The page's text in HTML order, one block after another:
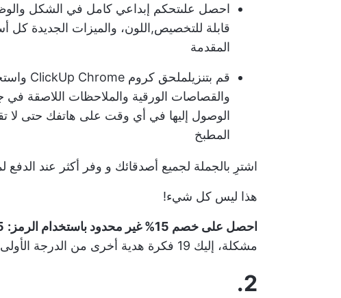
احصل علىتحكم إبداعي كامل في الشكل
قابلة للتخصيص,اللون، والميزات الجديدة كل
المقدمة
قم بتنزيلملحق كروم ClickUp Chrome
والقصاصات الورقية والملاحظات اللاصقة في
الوصول إليها في أي وقت على هاتفك حتى لا
المطبخ
اشترِ بالجملة لجميع أصدقائك و وفر أكثر عند الدفع
هذا ليس كل شيء!
احصل على خصم 15% غير محدود باستخدام الرمز:
مشكلة، إليك 19 فكرة هدية أخرى من الدرجة الأولى.
2.